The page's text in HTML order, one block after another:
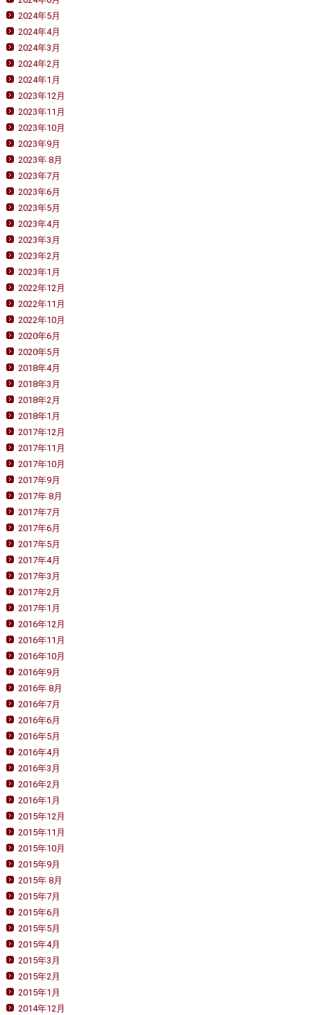
2024年5月
2024年4月
2024年3月
2024年2月
2024年1月
2023年12月
2023年11月
2023年10月
2023年9月
2023年 8月
2023年7月
2023年6月
2023年5月
2023年4月
2023年3月
2023年2月
2023年1月
2022年12月
2022年11月
2022年10月
2020年6月
2020年5月
2018年4月
2018年3月
2018年2月
2018年1月
2017年12月
2017年11月
2017年10月
2017年9月
2017年 8月
2017年7月
2017年6月
2017年5月
2017年4月
2017年3月
2017年2月
2017年1月
2016年12月
2016年11月
2016年10月
2016年9月
2016年 8月
2016年7月
2016年6月
2016年5月
2016年4月
2016年3月
2016年2月
2016年1月
2015年12月
2015年11月
2015年10月
2015年9月
2015年 8月
2015年7月
2015年6月
2015年5月
2015年4月
2015年3月
2015年2月
2015年1月
2014年12月